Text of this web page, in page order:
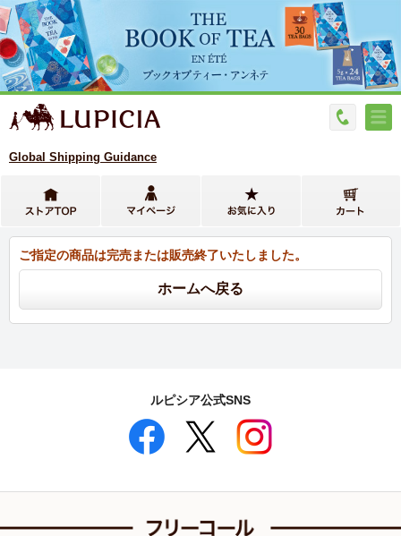
Global Shipping Guidance
ご指定の商品は完売または販売終了いたしました。
ルピシア公式SNS